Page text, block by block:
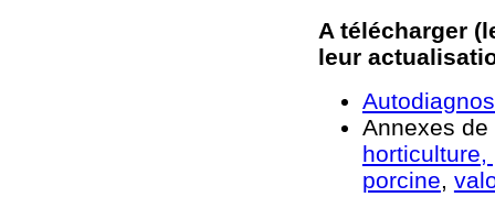
A télécharger
leur
Annexes
porcine,